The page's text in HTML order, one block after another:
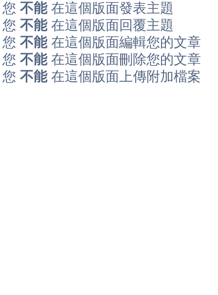
您 不能在這個版面發表主題
您 不能在這個版面回覆主題
您 不能在這個版面編輯您的文章
您 不能在這個版面刪除您的文章
您 不能在這個版面上傳附加檔案